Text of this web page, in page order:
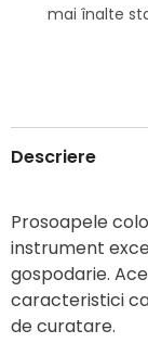
mai înalte
Descriere
Prosoapele
instrument
gospodarie.
caracteristici
de curatare.